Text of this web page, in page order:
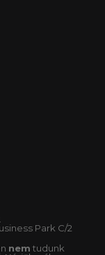
Park C/2
nem tudunk